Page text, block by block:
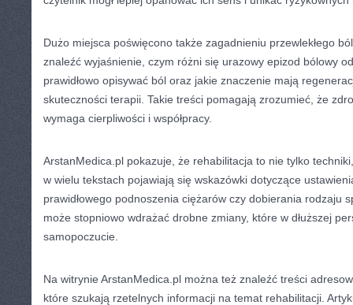
Dużo miejsca poświęcono także zagadnieniu przewlekłego
znaleźć wyjaśnienie, czym różni się urazowy epizod bólowy
prawidłowo opisywać ból oraz jakie znaczenie mają
skuteczności terapii. Takie treści pomagają zrozumieć, że
wymaga cierpliwości i współpracy.
ArstanMedica.pl pokazuje, że rehabilitacja to nie tylko
w wielu tekstach pojawiają się wskazówki dotyczące
prawidłowego podnoszenia ciężarów czy dobierania rodzaju
może stopniowo wdrażać drobne zmiany, które w dłuższej
samopoczucie.
Na witrynie ArstanMedica.pl można też znaleźć treści
które szukają rzetelnych informacji na temat rehabilitacji.